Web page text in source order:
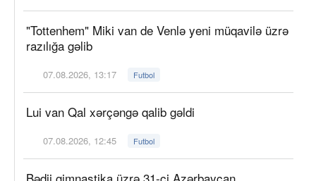
"Tottenhem" Miki van de Venlə yeni müqavilə üzrə
razılığa gəlib
07.08.2026, 13:17 Futbol
Lui van Qal xərçəngə qalib gəldi
07.08.2026, 12:45 Futbol
Bədii gimnastika üzrə 31-ci Azərbaycan